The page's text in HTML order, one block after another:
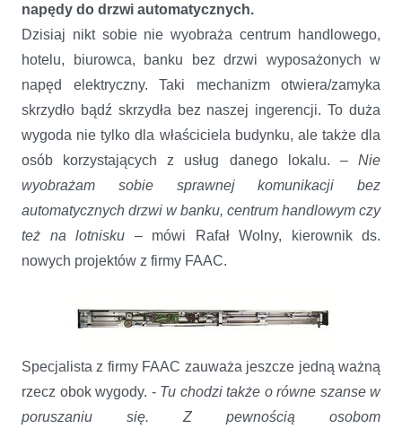
napędy do drzwi automatycznych.
Dzisiaj nikt sobie nie wyobraża centrum handlowego,
hotelu, biurowca, banku bez drzwi wyposażonych w
napęd elektryczny. Taki mechanizm otwiera/zamyka
skrzydło bądź skrzydła bez naszej ingerencji. To duża
wygoda nie tylko dla właściciela budynku, ale także dla
osób korzystających z usług danego lokalu. – Nie
wyobrażam sobie sprawnej komunikacji bez
automatycznych drzwi w banku, centrum handlowym czy
też na lotnisku – mówi Rafał Wolny, kierownik ds.
nowych projektów z firmy FAAC.
Specjalista z firmy FAAC zauważa jeszcze jedną ważną
rzecz obok wygody. - Tu chodzi także o równe szanse w
poruszaniu się. Z pewnością osobom